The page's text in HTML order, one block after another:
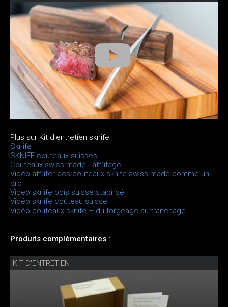
Plus sur Kit d'entretien sknife
Sknife
SKNIFE couteaux suisses
Couteaux swiss made - affûtage
Vidéo affûter des couteaux sknife swiss made comme un
pro
Video sknife bois suisse stabilisé
Vidéo sknife couteau suisse
Vidéo couteaux sknife – du forgeage au tranchage
Produits complémentaires :
KIT D'ENTRETIEN